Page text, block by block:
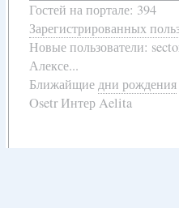
Гостей на портале: 394
Зарегистрированных
Новые пользователи:
Алексе...
Ближайщиедни рождения
Osetr Интер Aelita